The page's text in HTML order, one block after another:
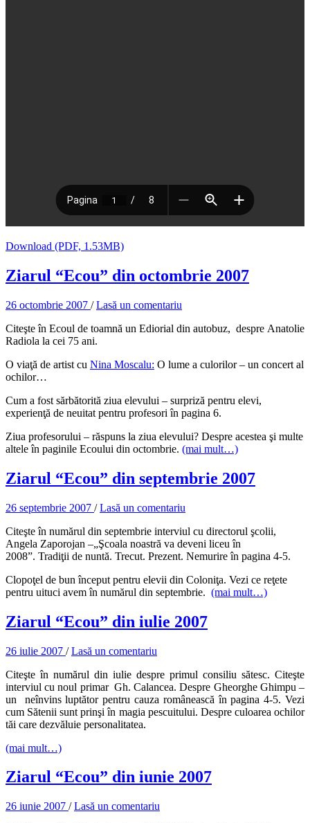
Download (PDF, 1.53MB)
Ziarul “Ecou” din octombrie 2007
26 octombrie 2007 /Lasă un comentariu
Citeşte în Ecoul de toamnă un Ediorial din autobuz, despre Anatolie
Radiola la cei 75 ani.
O viaţă de artist cu Nina Moscalu: O lume a culorilor – un concert al
ochilor…
Cum a fost sărbătorită ziua elevului – surpriză pentru elevi,
experienţă de neuitat pentru profesori în pagina 6.
Ziua profesorului – răspuns la ziua elevului? Despre acestea şi multe
altele în paginile Ecoului din octombrie. (mai mult…)
Ziarul “Ecou” din septembrie 2007
26 septembrie 2007 /Lasă un comentariu
Citeşte în numărul din septembrie interviul cu directorul şcolii,
Angela Zaporojan –„Şcoala noastră va deveni liceu în
2008”. Tradiţii de nuntă. Trecut. Prezent. Nemurire în pagina 4-5.
Clopoţel de bun început pentru elevii din Coloniţa. Vezi ce reţete
pentru uituci avem în numărul din septembrie. (mai mult…)
Ziarul “Ecou” din iulie 2007
26 iulie 2007 /Lasă un comentariu
Citeşte în numărul din iulie despre primul consiliu sătesc. Citeşte
interviul cu noul primar Gh. Calancea. Despre Gheorghe Ghimpu –
un neînvins luptător pentru cauza românească în pagina 4-5. Vezi
cum Sătenii sunt prinşi în magia pescuitului. Despre culoarea ochilor
tăi care dezvăluie personalitatea.
(mai mult…)
Ziarul “Ecou” din iunie 2007
26 iunie 2007 /Lasă un comentariu